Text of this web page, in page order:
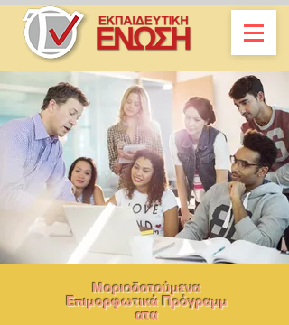
Μοριοδοτούμενα
Επιμορφωτικά Πρόγραμμ
ατα